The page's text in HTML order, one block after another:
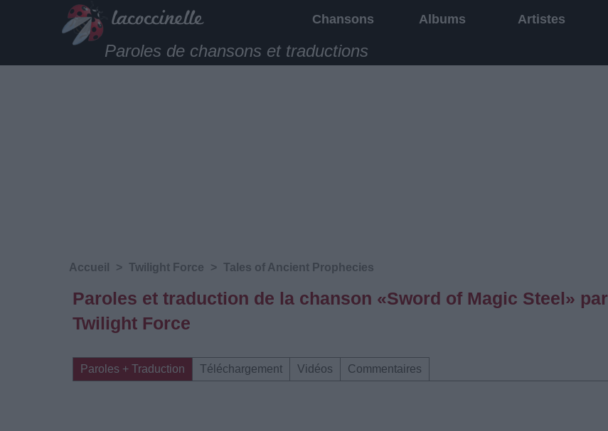
Chansons Albums Artistes
Paroles de chansons et traductions
Accueil > Twilight Force > Tales of Ancient Prophecies
Paroles et traduction de la chanson «Sword of Magic Steel» par
Twilight Force
Paroles + Traduction Téléchargement Vidéos Commentaires